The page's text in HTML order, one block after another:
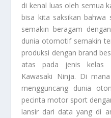
di kenal luas oleh semua
bisa kita saksikan
semakin beragam
dunia otomotif semakin
produksi dengan brand
atas pada jenis kelas
Kawasaki Ninja. Di
mengguncang dunia
pecinta motor sport
lansir dari data yang di